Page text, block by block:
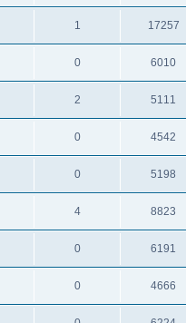
1 17257
0 6010
2 5111
0 4542
0 5198
4 8823
0 6191
0 4666